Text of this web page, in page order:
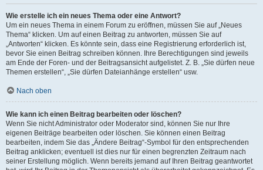
Wie erstelle ich ein neues Thema oder eine Antwort?
Um ein neues Thema in einem Forum zu eröffnen, müssen Sie auf „Neues
Thema“ klicken. Um auf einen Beitrag zu antworten, müssen Sie auf
„Antworten“ klicken. Es könnte sein, dass eine Registrierung erforderlich ist,
bevor Sie einen Beitrag schreiben können. Ihre Berechtigungen sind jeweils
am Ende der Foren- und der Beitragsansicht aufgelistet. Z. B. „Sie dürfen neue
Themen erstellen“, „Sie dürfen Dateianhänge erstellen“ usw.
Nach oben
Wie kann ich einen Beitrag bearbeiten oder löschen?
Wenn Sie nicht Administrator oder Moderator sind, können Sie nur Ihre
eigenen Beiträge bearbeiten oder löschen. Sie können einen Beitrag
bearbeiten, indem Sie das „Ändere Beitrag“-Symbol für den entsprechenden
Beitrag anklicken; eventuell ist dies nur für einen begrenzten Zeitraum nach
seiner Erstellung möglich. Wenn bereits jemand auf Ihren Beitrag geantwortet